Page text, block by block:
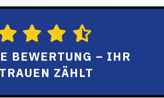
BEWERTUNG – IHR
ZÄHLT